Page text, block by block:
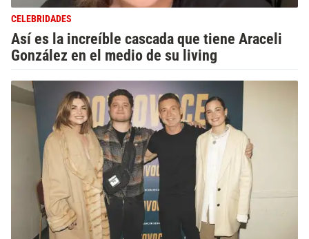
CELEBRIDADES
Así es la increíble cascada que tiene Araceli
González en el medio de su living